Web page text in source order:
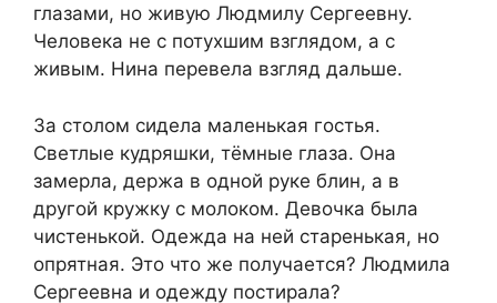
глазами, но живую Людмилу Сергеевну.
Человека не с потухшим взглядом, а с
живым. Нина перевела взгляд дальше.
За столом сидела маленькая гостья.
Светлые кудряшки, тёмные глаза. Она
замерла, держа в одной руке блин, а в
другой кружку с молоком. Девочка была
чистенькой. Одежда на ней старенькая, но
опрятная. Это что же получается? Людмила
Сергеевна и одежду постирала?